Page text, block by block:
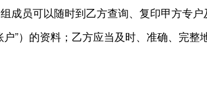
成员可以随时到乙方查询、复印甲方专
”）的资料；乙方应当及时、准确、完整